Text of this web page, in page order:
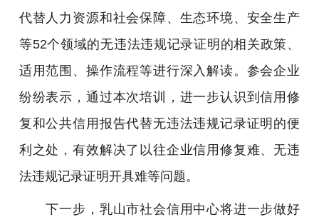
代替人力资源和社会保障、生态环境、安全生产
等52个领域的无违法违规记录证明的相关政策、
适用范围、操作流程等进行深入解读。参会企业
纷纷表示，通过本次培训，进一步认识到信用修
复和公共信用报告代替无违法违规记录证明的便
利之处，有效解决了以往企业信用修复难、无违
法违规记录证明开具难等问题。
下一步，乳山市社会信用中心将进一步做好